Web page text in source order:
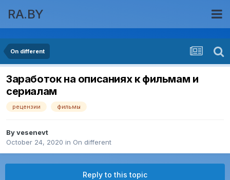
RA.BY
On different
Заработок на описаниях к фильмам и
сериалам
рецензии фильмы
Byvesenevt
October 24, 2020 in On different
Reply to this topic